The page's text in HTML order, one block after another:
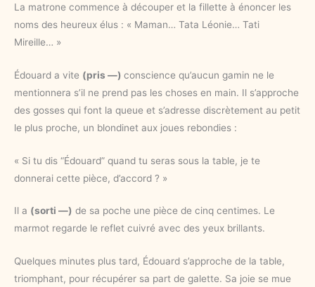
La matrone commence à découper et la fillette à énoncer les
noms des heureux élus : « Maman… Tata Léonie… Tati
Mireille… »
Édouard a vite (pris —) conscience qu’aucun gamin ne le
mentionnera s’il ne prend pas les choses en main. Il s’approche
des gosses qui font la queue et s’adresse discrètement au petit
le plus proche, un blondinet aux joues rebondies :
« Si tu dis “Édouard” quand tu seras sous la table, je te
donnerai cette pièce, d’accord ? »
Il a (sorti —) de sa poche une pièce de cinq centimes. Le
marmot regarde le reflet cuivré avec des yeux brillants.
Quelques minutes plus tard, Édouard s’approche de la table,
triomphant, pour récupérer sa part de galette. Sa joie se mue